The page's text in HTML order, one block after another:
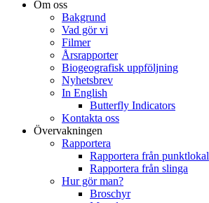
Om oss
Bakgrund
Vad gör vi
Filmer
Årsrapporter
Biogeografisk uppföljning
Nyhetsbrev
In English
Butterfly Indicators
Kontakta oss
Övervakningen
Rapportera
Rapportera från punktlokal
Rapportera från slinga
Hur gör man?
Broschyr